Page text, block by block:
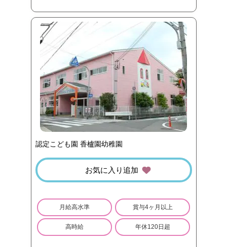
認定こども園 香櫨園幼稚園
お気に入り追加
月給高水準 賞与4ヶ月以上
高時給 年休120日超